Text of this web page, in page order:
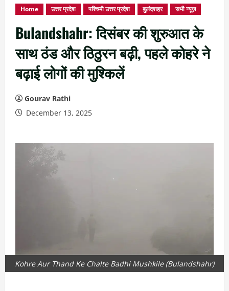
Home उत्तर प्रदेश पश्चिमी उत्तर प्रदेश बुलंदशहर सभी न्यूज़
Bulandshahr: दिसंबर की शुरुआत के
साथ ठंड और ठिठुरन बढ़ी, पहले कोहरे ने
बढ़ाई लोगों की मुश्किलें
Gourav Rathi
December 13, 2025
Kohre Aur Thand Ke Chalte Badhi Mushkile (Bulandshahr)